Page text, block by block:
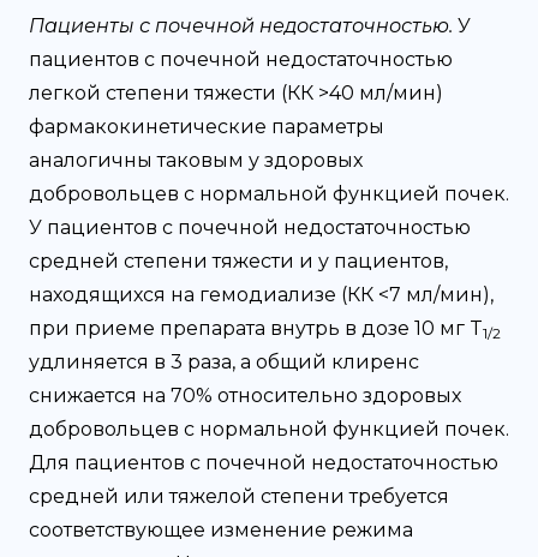
Пациенты с почечной недостаточностью. У
пациентов с почечной недостаточностью
легкой степени тяжести (КК >40 мл/мин)
фармакокинетические параметры
аналогичны таковым у здоровых
добровольцев с нормальной функцией почек.
У пациентов с почечной недостаточностью
средней степени тяжести и у пациентов,
находящихся на гемодиализе (КК <7 мл/мин),
при приеме препарата внутрь в дозе 10 мг T1/2
удлиняется в 3 раза, а общий клиренс
снижается на 70% относительно здоровых
добровольцев с нормальной функцией почек.
Для пациентов с почечной недостаточностью
средней или тяжелой степени требуется
соответствующее изменение режима